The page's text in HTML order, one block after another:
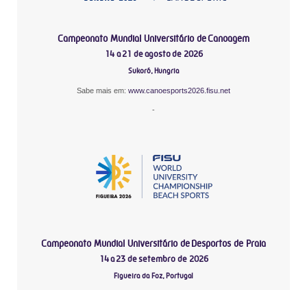
Campeonato Mundial Universitário de Canoagem
14 a 21 de agosto de 2026
Sukoró, Hungria
Sabe mais em: www.canoesports2026.fisu.net
-
Campeonato Mundial Universitário de Desportos de Praia
14 a 23 de setembro de 2026
Figueira da Foz, Portugal